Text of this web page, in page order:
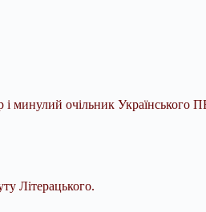
минулий очільник
Літерацького.